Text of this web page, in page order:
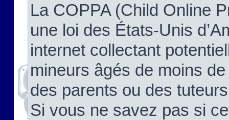
La COPPA (Child Online
une loi des États-Unis
internet collectant
mineurs âgés de moins
des parents ou des
Si vous ne savez pas si